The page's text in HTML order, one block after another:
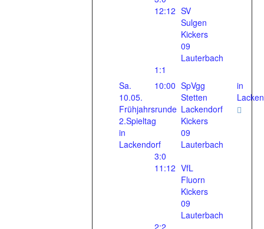
12:12 SV
Sulgen
Kickers
09
Lauterbach
1:1
Sa.
10.05.
Frühjahrsrunde
2.Spieltag
in
Lackendorf
10:00 SpVgg
Stetten
Lackendorf
Kickers
09
Lauterbach
3:0
11:12 VfL
Fluorn
Kickers
09
Lauterbach
2:2
in